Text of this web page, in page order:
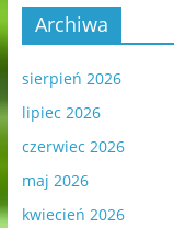
Archiwa
sierpień 2026
lipiec 2026
czerwiec 2026
maj 2026
kwiecień 2026